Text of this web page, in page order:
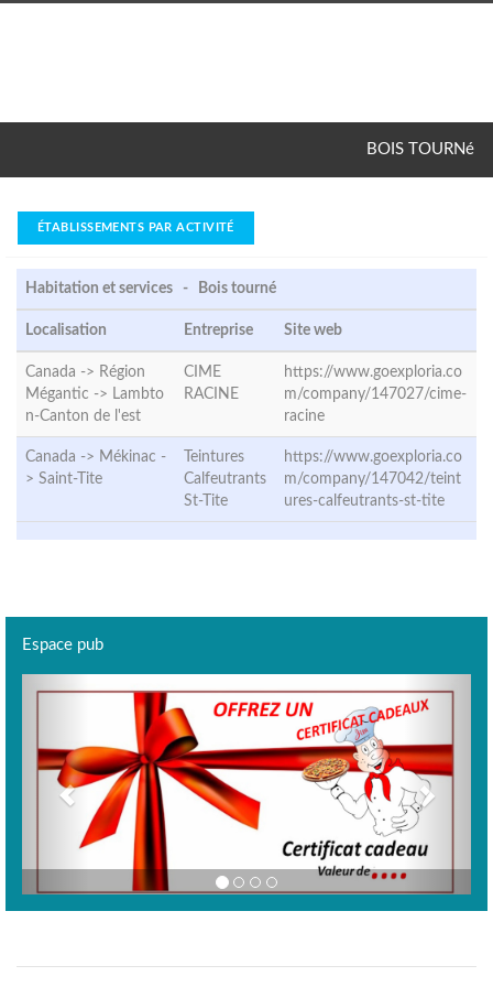
BOIS TOURNé
ÉTABLISSEMENTS PAR ACTIVITÉ
Habitation et services - Bois tourné
Localisation Entreprise Site web
Canada -> Région
Mégantic -> Lambto
n-Canton de l'est
CIME
RACINE
https://www.goexploria.co
m/company/147027/cime-
racine
Canada -> Mékinac -
> Saint-Tite
Teintures
Calfeutrants
St-Tite
https://www.goexploria.co
m/company/147042/teint
ures-calfeutrants-st-tite
Espace pub